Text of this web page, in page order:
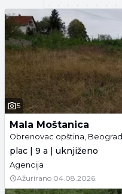
5
Mala Moštanica
Obrenovac opština, Beograd
plac | 9 a | uknjiženo
Agencija
Ažurirano 04.08.2026.